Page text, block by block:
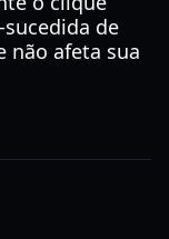
de
não afeta sua